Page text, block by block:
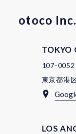
otoco Inc.
TOKYO
107-0052
東京都港
LOS